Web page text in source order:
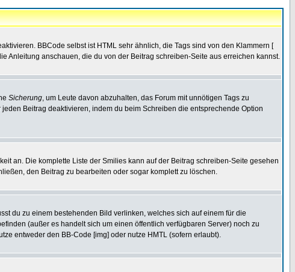
BBCode selbst ist HTML sehr ähnlich, die Tags sind von den Klammern [
Anleitung anschauen, die du von der Beitrag schreiben-Seite aus erreichen kannst.
Sicherung, um Leute davon abzuhalten, das Forum mit unnötigen Tags zu
Beitrag deaktivieren, indem du beim Schreiben die entsprechende Option
an. Die komplette Liste der Smilies kann auf der Beitrag schreiben-Seite gesehen
den Beitrag zu bearbeiten oder sogar komplett zu löschen.
du zu einem bestehenden Bild verlinken, welches sich auf einem für die
(außer es handelt sich um einen öffentlich verfügbaren Server) noch zu
entweder den BB-Code [img] oder nutze HMTL (sofern erlaubt).